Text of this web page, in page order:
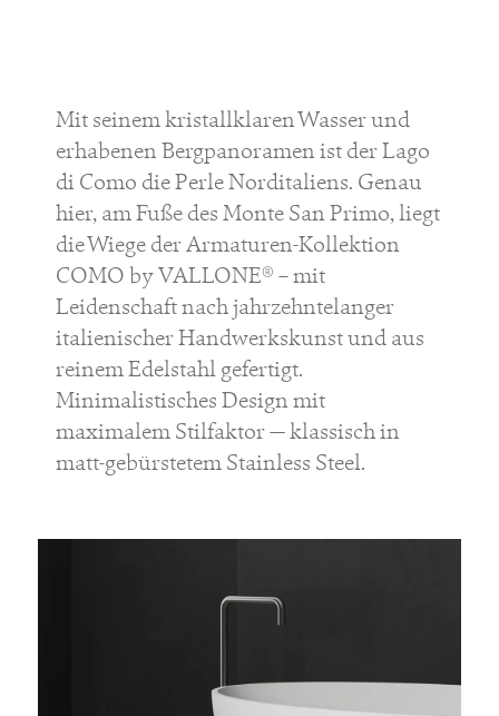
Mit seinem kristallklaren Wasser und
erhabenen Bergpanoramen ist der Lago
di Como die Perle Norditaliens. Genau
hier, am Fuße des Monte San Primo, liegt
die Wiege der Armaturen-Kollektion
COMO by VALLONE® – mit
Leidenschaft nach jahrzehntelanger
italienischer Handwerkskunst und aus
reinem Edelstahl gefertigt.
Minimalistisches Design mit
maximalem Stilfaktor — klassisch in
matt-gebürstetem Stainless Steel.